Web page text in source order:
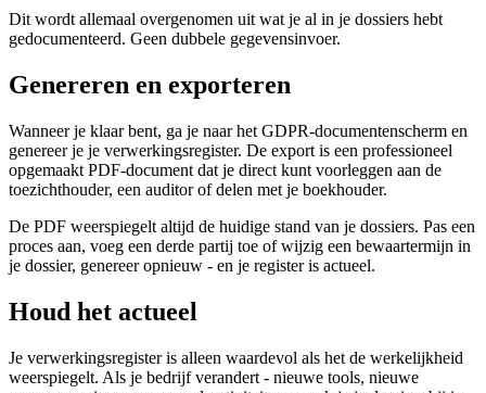
Dit wordt allemaal overgenomen uit wat je al in je dossiers hebt
gedocumenteerd. Geen dubbele gegevensinvoer.
Genereren en exporteren
Wanneer je klaar bent, ga je naar het GDPR-documentenscherm en
genereer je je verwerkingsregister. De export is een professioneel
opgemaakt PDF-document dat je direct kunt voorleggen aan de
toezichthouder, een auditor of delen met je boekhouder.
De PDF weerspiegelt altijd de huidige stand van je dossiers. Pas een
proces aan, voeg een derde partij toe of wijzig een bewaartermijn in
je dossier, genereer opnieuw - en je register is actueel.
Houd het actueel
Je verwerkingsregister is alleen waardevol als het de werkelijkheid
weerspiegelt. Als je bedrijf verandert - nieuwe tools, nieuwe